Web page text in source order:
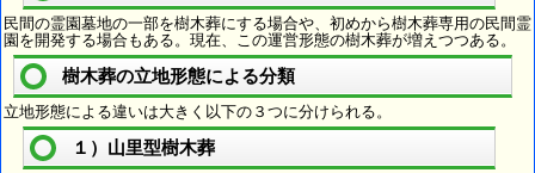
民間の霊園墓地の一部を樹木葬にする場合や、初めから樹木葬専用の民間霊
園を開発する場合もある。現在、この運営形態の樹木葬が増えつつある。
樹木葬の立地形態による分類
立地形態による違いは大きく以下の３つに分けられる。
１）山里型樹木葬